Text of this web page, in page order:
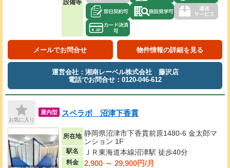
設備等
メールでお問合せ 物件情報の詳細を見る
運営会社：湘南レーベル株式会社 藤沢店
電話でお問合せ：0120-046-612
お気に入り
屋内型 スペラボ 沼津下香貫
所在地 静岡県沼津市下香貫前原1480-6 金太郎マ
ンション 1F
駅名 ＪＲ東海道本線沼津駅 徒歩40分
料金 2,900 ～ 29,900円/月